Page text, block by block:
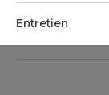
Entretien